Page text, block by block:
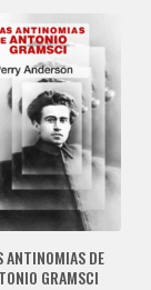
ANTINOMIAS DE
GRAMSCI